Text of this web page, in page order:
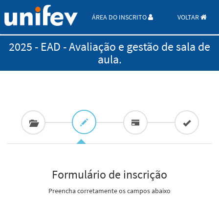
ÁREA DO INSCRITO VOLTAR
2025 - EAD - Avaliação e gestão de sala de
aula.
Formulário de inscrição
Preencha corretamente os campos abaixo